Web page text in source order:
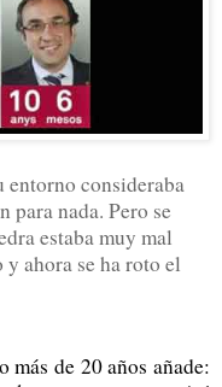
entorno consideraba
para nada. Pero se
estaba muy mal
ahora se ha roto el
de 20 años añade: